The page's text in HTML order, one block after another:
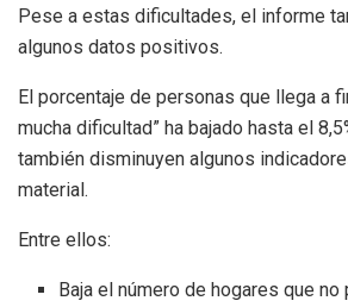
Pese a estas dificultades, el informe
algunos datos positivos.
El porcentaje de personas que llega a
mucha dificultad” ha bajado hasta el
también disminuyen algunos
material.
Entre ellos:
Baja el número de hogares que no